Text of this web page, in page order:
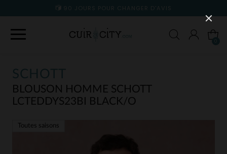
90 JOURS POUR CHANGER D'AVIS
SCHOTT
BLOUSON HOMME SCHOTT
LCTEDDYS23BI BLACK/O
Toutes saisons